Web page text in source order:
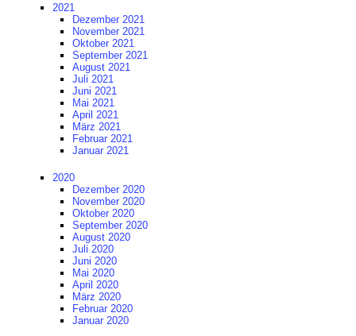
2021
Dezember 2021
November 2021
Oktober 2021
September 2021
August 2021
Juli 2021
Juni 2021
Mai 2021
April 2021
März 2021
Februar 2021
Januar 2021
2020
Dezember 2020
November 2020
Oktober 2020
September 2020
August 2020
Juli 2020
Juni 2020
Mai 2020
April 2020
März 2020
Februar 2020
Januar 2020